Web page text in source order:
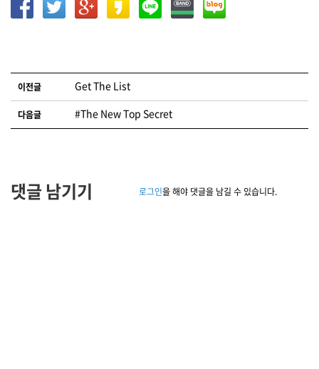
글 네비게이션
이전글 Get The List
다음글 #The New Top Secret
댓글 남기기 로그인을 해야 댓글을 남길 수 있습니다.